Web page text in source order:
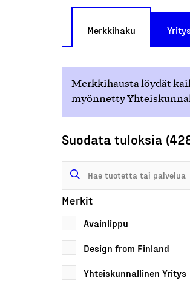
Merkkihaku
Merkkihausta löydät
myönnetty
Suodata tuloksia
Merkit
Avainlippu
Design from Finland
Yhteiskunnallinen Yritys